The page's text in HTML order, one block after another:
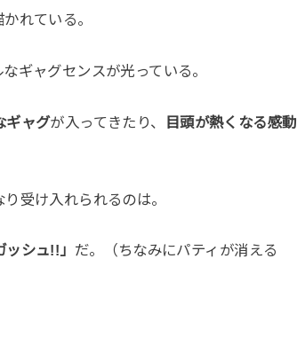
れている。
ギャグセンスが光っている。
ギャグが入ってきたり、
目頭が熱くなる感動
受け入れられるのは。
シュ!!」 だ。（ちなみにパティが消える